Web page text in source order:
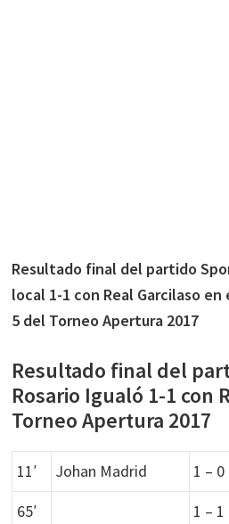
Resultado final del partido
local 1-1 con Real Garcilaso
5 del Torneo Apertura 2017
Resultado final del
Rosario Igualó 1-1 con
Torneo Apertura 2017
11′ Johan Madrid
1 – 0
65′
1 – 1